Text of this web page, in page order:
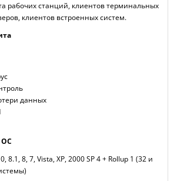
рабочих станций, клиентов терминальных
клиентов встроенных систем.
данных
8.1, 8, 7, Vista, XP, 2000 SP 4 + Rollup 1 (32 и